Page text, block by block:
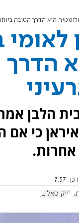
היא הדרך הטובה
הלבן
כי
אחרות.
7:57
ג'ייק סאליבן